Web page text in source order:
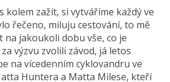
kolem zažít, si vytváříme každý ve
řečeno, miluju cestování, to mě
jakoukoli dobu vše, co je
výzvu zvolili závod, já letos
na vícedenním cyklovandru ve
Huntera a Matta Milese, kteří